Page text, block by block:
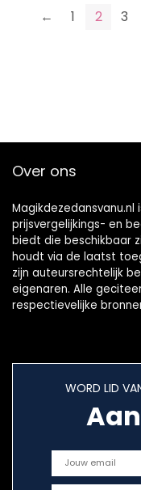
← 1 2 3
Over ons
prijsvergelijkings- en
biedt die beschikbaar
houdt via de laatst
zijn auteursrechtelijk
eigenaren. Alle
respectievelijke
WORD LID